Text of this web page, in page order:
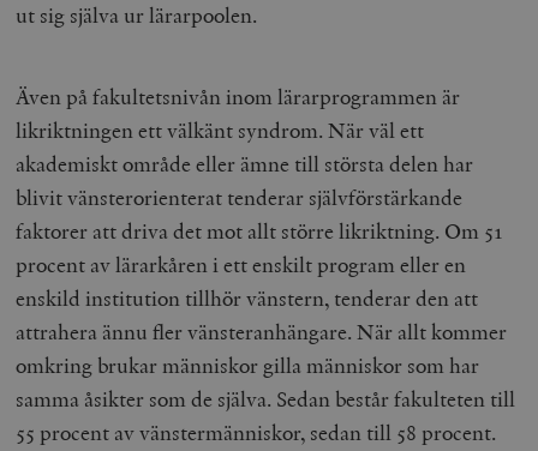
ut sig själva ur lärarpoolen.
Även på fakultetsnivån inom lärarprogrammen är
likriktningen ett välkänt syndrom. När väl ett
akademiskt område eller ämne till största delen har
blivit vänsterorienterat tenderar självförstärkande
faktorer att driva det mot allt större likriktning. Om 51
procent av lärarkåren i ett enskilt program eller en
enskild institution tillhör vänstern, tenderar den att
attrahera ännu fler vänsteranhängare. När allt kommer
omkring brukar människor gilla människor som har
samma åsikter som de själva. Sedan består fakulteten till
55 procent av vänstermänniskor, sedan till 58 procent.